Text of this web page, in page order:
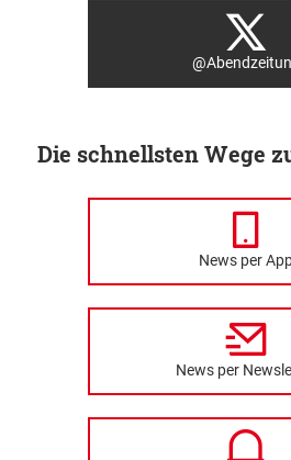
Die schnellsten Wege
News per
News per